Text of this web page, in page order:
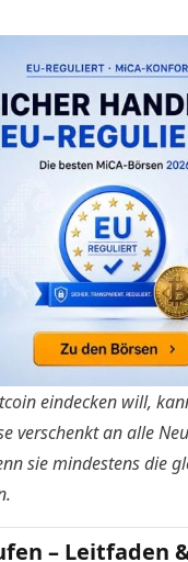
eindecken will,
verschenkt an alle
sie mindestens die
– Leitfaden